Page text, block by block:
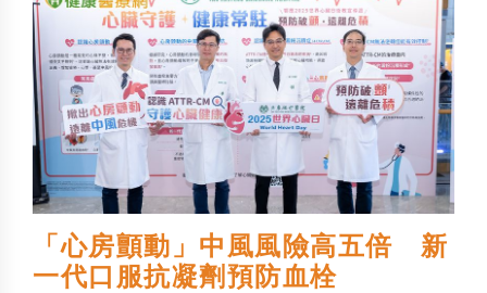
「心房顫動」中風風險高五倍 新
一代口服抗凝劑預防血栓